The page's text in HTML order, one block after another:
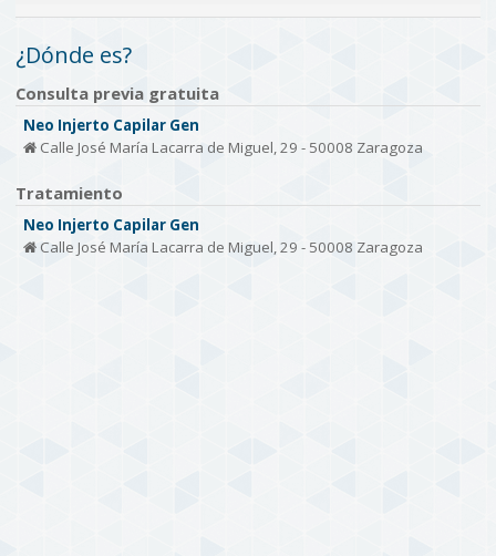
¿Dónde es?
Consulta previa gratuita
Neo Injerto Capilar Gen
Calle José María Lacarra de Miguel, 29 - 50008 Zaragoza
Tratamiento
Neo Injerto Capilar Gen
Calle José María Lacarra de Miguel, 29 - 50008 Zaragoza